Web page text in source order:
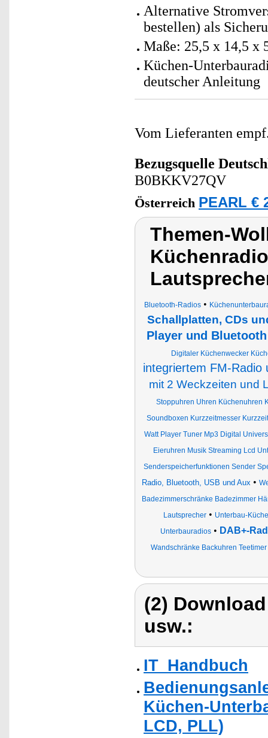
Alternative
bestellen) als
Maße: 25,5 x 14,5 x
Küchen-
deutscher Anleitung
Vom Lieferanten
Bezugsquelle
B0BKKV27QV
Österreich PEARL €
Themen-
Bluetooth-Radios•
Schallplatten, CDs
Player und Bluetooth
Digitaler Küchenwecker
integriertem FM-Radio
mit 2 Weckzeiten und
Stoppuhren Uhren Küchenuhren
Soundboxen Kurzzeitmesser
Watt Player Tuner Mp3 Digital
Eieruhren Musik Streaming Lcd
Senderspeicherfunktionen Sender
Radio, Bluetooth, USB und Aux •
Badezimmerschränke Badezimmer
Lautsprecher • Unterbau-
Unterbauradios • DAB+-
Wandschränke Backuhren
(2)
usw.:
IT_Handbuch
Küchen-
LCD, PLL)